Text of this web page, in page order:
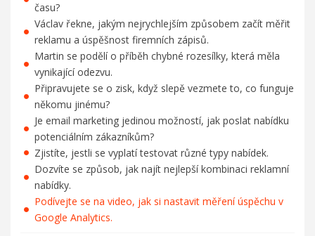
času?
Václav řekne, jakým nejrychlejším způsobem začít měřit
reklamu a úspěšnost firemních zápisů.
Martin se podělí o příběh chybné rozesílky, která měla
vynikající odezvu.
Připravujete se o zisk, když slepě vezmete to, co funguje
někomu jinému?
Je email marketing jedinou možností, jak poslat nabídku
potenciálním zákazníkům?
Zjistíte, jestli se vyplatí testovat různé typy nabídek.
Dozvíte se způsob, jak najít nejlepší kombinaci reklamní
nabídky.
Podívejte se na video, jak si nastavit měření úspěchu v
Google Analytics.